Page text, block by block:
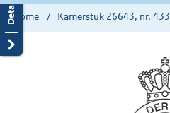
Home Kamerstuk 26643, nr. 433